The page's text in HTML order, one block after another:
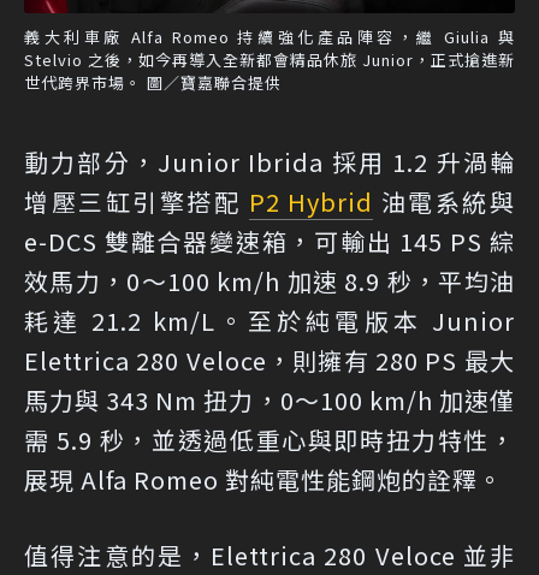
義大利車廠 Alfa Romeo 持續強化產品陣容，繼 Giulia 與
Stelvio 之後，如今再導入全新都會精品休旅 Junior，正式搶進新
世代跨界市場。 圖／寶嘉聯合提供
動力部分，Junior Ibrida 採用 1.2 升渦輪
增壓三缸引擎搭配 P2 Hybrid 油電系統與
e-DCS 雙離合器變速箱，可輸出 145 PS 綜
效馬力，0～100 km/h 加速 8.9 秒，平均油
耗達 21.2 km/L。至於純電版本 Junior
Elettrica 280 Veloce，則擁有 280 PS 最大
馬力與 343 Nm 扭力，0～100 km/h 加速僅
需 5.9 秒，並透過低重心與即時扭力特性，
展現 Alfa Romeo 對純電性能鋼炮的詮釋。
值得注意的是，Elettrica 280 Veloce 並非